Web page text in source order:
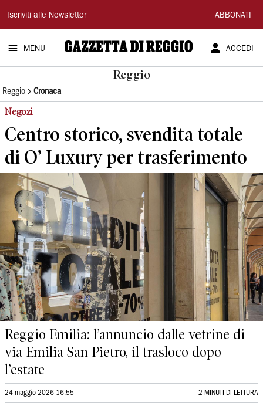
Gazzetta
di
Reggio
Iscriviti alle Newsletter ABBONATI
MENU ACCEDI
Reggio
Reggio Cronaca
Negozi
Centro storico, svendita totale
di O’ Luxury per trasferimento
Reggio Emilia: l’annuncio dalle vetrine di
via Emilia San Pietro, il trasloco dopo
l’estate
24 maggio 2026 16:55 2 MINUTI DI LETTURA